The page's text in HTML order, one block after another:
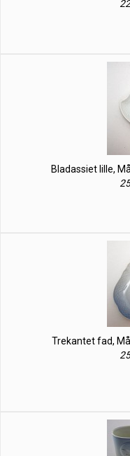
Bladassiet lille,
Trekantet fad,